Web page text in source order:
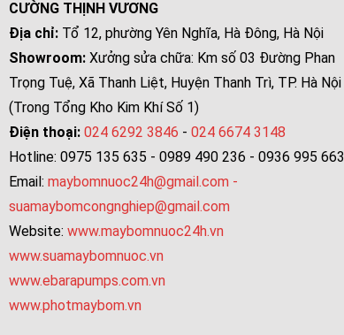
CƯỜNG THỊNH VƯƠNG
Địa chỉ:Tổ 12, phường Yên Nghĩa, Hà Đông, Hà Nội
Showroom:Xưởng sửa chữa: Km số 03 Đường Phan
Trọng Tuệ, Xã Thanh Liệt, Huyện Thanh Trì, TP. Hà Nội
(Trong Tổng Kho Kim Khí Số 1)
Điện thoại: 024 6292 3846 - 024 6674 3148
Hotline: 0975 135 635 - 0989 490 236 - 0936 995 663
Email: maybomnuoc24h@gmail.com -
suamaybomcongnghiep@gmail.com
Website: www.maybomnuoc24h.vn
www.suamaybomnuoc.vn
www.ebarapumps.com.vn
www.photmaybom.vn